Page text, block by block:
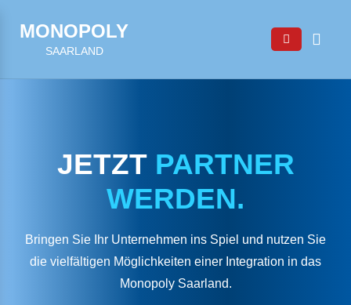
MONOPOLY
SAARLAND
JETZT PARTNER
WERDEN.
Bringen Sie Ihr Unternehmen ins Spiel und nutzen Sie
die vielfältigen Möglichkeiten einer Integration in das
Monopoly Saarland.